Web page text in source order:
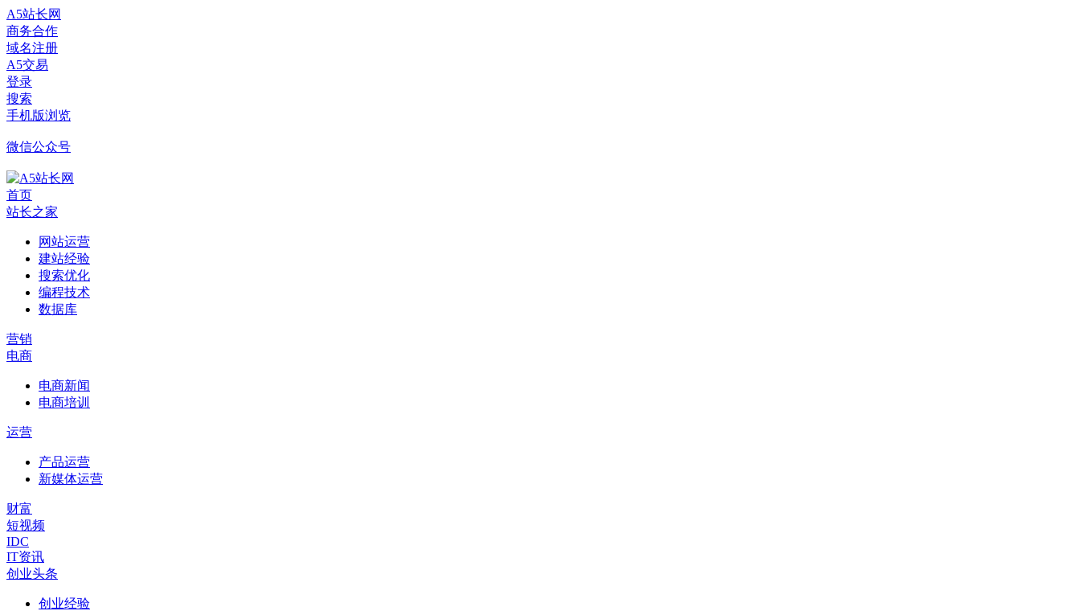
A5站长网
商务合作
域名注册
A5交易
登录
搜索
手机版浏览
微信公众号
首页
站长之家
网站运营
建站经验
搜索优化
编程技术
数据库
营销
电商
电商新闻
电商培训
运营
产品运营
新媒体运营
财富
短视频
IDC
IT资讯
创业头条
创业经验